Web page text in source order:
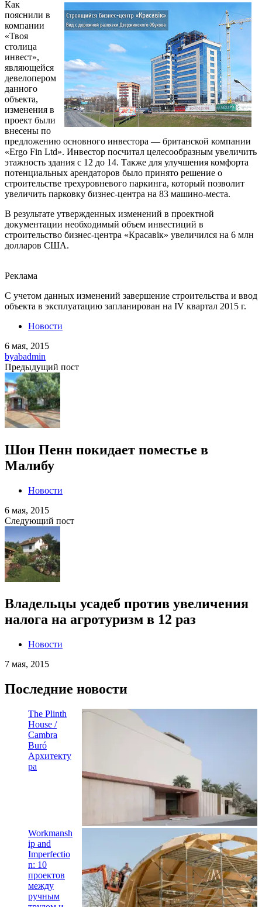
Как
пояснили в
компании
«Твоя
столица
инвест»,
являющейся
девелопером
данного
объекта,
изменения в
проект были
внесены по
предложению основного инвестора — британской компании
«Ergo Fin Ltd». Инвестор посчитал целесообразным увеличить
этажность здания с 12 до 14. Также для улучшения комфорта
потенциальных арендаторов было принято решение о
строительстве трехуровневого паркинга, который позволит
увеличить парковку бизнес-центра на 83 машино-места.
В результате утвержденных изменений в проектной
документации необходимый объем инвестиций в
строительство бизнес-центра «Красавiк» увеличился на 6 млн
долларов США.
Реклама
С учетом данных изменений завершение строительства и ввод
объекта в эксплуатацию запланирован на IV квартал 2015 г.
Новости
6 мая, 2015
byabadmin
Предыдущий пост
Шон Пенн покидает поместье в
Малибу
Новости
6 мая, 2015
Следующий пост
Владельцы усадеб против увеличения
налога на агротуризм в 12 раз
Новости
7 мая, 2015
Последние новости
The Plinth
House /
Cambra
Buró
Архитекту
ра
Workmansh
ip and
Imperfectio
n: 10
проектов
между
ручным